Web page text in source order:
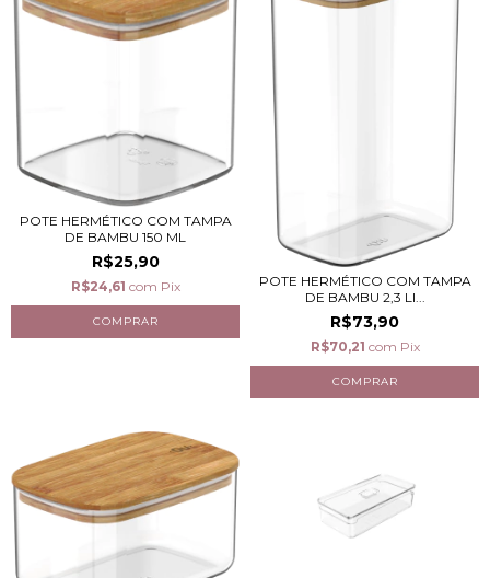
POTE HERMÉTICO COM TAMPA
DE BAMBU 150 ML
R$25,90
R$24,61 com Pix
POTE HERMÉTICO COM TAMPA
DE BAMBU 2,3 LI...
R$73,90
R$70,21 com Pix